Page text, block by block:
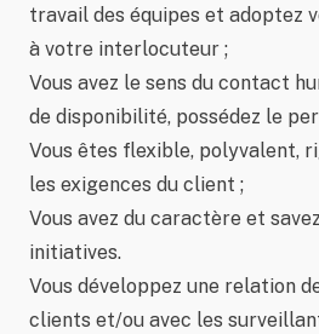
travail des équipes et adoptez
à votre interlocuteur ;
Vous avez le sens du contact
de disponibilité, possédez le
Vous êtes flexible, polyvalent,
les exigences du client ;
Vous avez du caractère et
initiatives.
Vous développez une relation
clients et/ou avec les